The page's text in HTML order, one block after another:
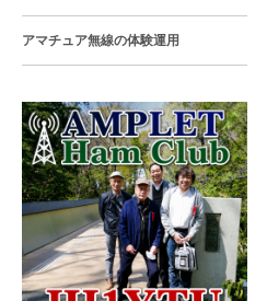
アマチュア無線の体験運用